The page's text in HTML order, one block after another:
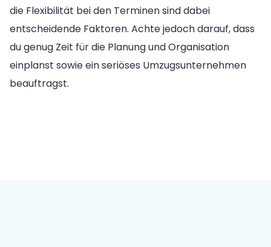
die Flexibilität bei den Terminen sind dabei
entscheidende Faktoren. Achte jedoch darauf, dass
du genug Zeit für die Planung und Organisation
einplanst sowie ein seriöses Umzugsunternehmen
beauftragst.